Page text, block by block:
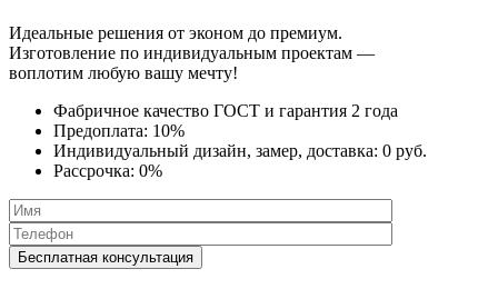
Идеальные решения от эконом до премиум.
Изготовление по индивидуальным проектам —
воплотим любую вашу мечту!
Фабричное качество ГОСТ и гарантия 2 года
Предоплата: 10%
Индивидуальный дизайн, замер, доставка: 0 руб.
Рассрочка: 0%